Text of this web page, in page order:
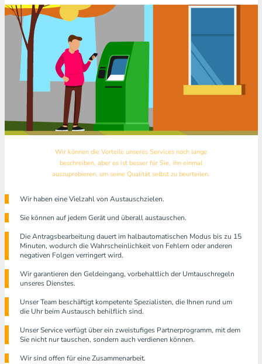
Wir können die Vorteile unseres Services noch lange
beschreiben, aber es ist besser für Sie, ihn einmal
auszuprobieren, um seine Qualität selbst zu beurteilen.
Wir haben eine Vielzahl von Austauschzielen.
Sie können auf jedem Gerät und überall austauschen.
Die Antragsbearbeitung dauert im halbautomatischen Modus bis zu 15
Minuten, wodurch die Wahrscheinlichkeit von Fehlern oder anderen
negativen Folgen verringert wird.
Wir garantieren den Geldeingang, vorbehaltlich der Umtauschregeln
unseres Dienstes.
Unser Team beschäftigt kompetente Spezialisten, die Ihnen rund um
die Uhr beim Austausch behilflich sind.
Unser Service verfügt über ein zweistufiges Partnerprogramm, mit dem
Sie nicht nur tauschen, sondern auch verdienen können.
Wir sind offen für eine Zusammenarbeit.